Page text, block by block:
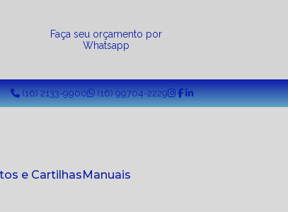
Faça seu orçamento por
Whatsapp
(16) 2133-9900 (16) 99704-2229
e Cartilhas
Manuais